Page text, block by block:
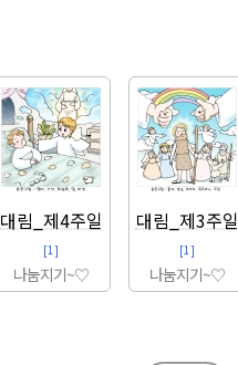
대림_제4주일
[1]
나눔지기~♡
대림_제3주일
[1]
나눔지기~♡